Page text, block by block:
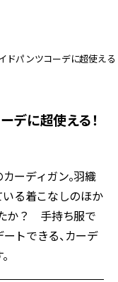
ドパンツコーデに超使え
デに超使える！
ーディガン。羽織
いる着こなしのほか
か？ 手持ち服で
トできる、カーデ